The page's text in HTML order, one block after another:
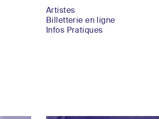
Artistes
Billetterie en ligne
Infos Pratiques